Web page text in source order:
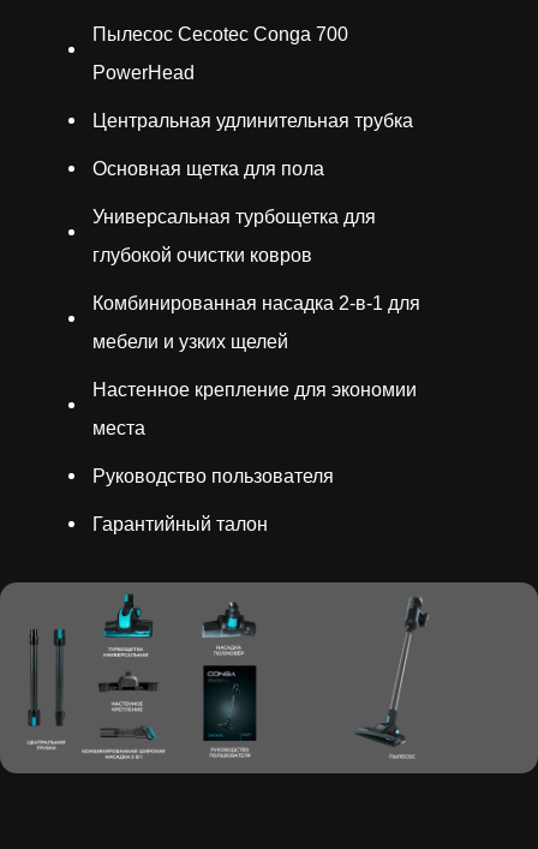
Пылесос Cecotec Conga 700
PowerHead
Центральная удлинительная трубка
Основная щетка для пола
Универсальная турбощетка для
глубокой очистки ковров
Комбинированная насадка 2-в-1 для
мебели и узких щелей
Настенное крепление для экономии
места
Руководство пользователя
Гарантийный талон